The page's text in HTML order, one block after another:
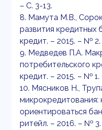
– С. 3-13.
8. Мамута М.В.,
развития
кредит. – 2015. – №
9. Медведев П.А.
потребительского
кредит. – 2015. – № 1.
10. Мясников Н.,
микрокредитования:
ориентироваться
ритейл. – 2016. – № 3.